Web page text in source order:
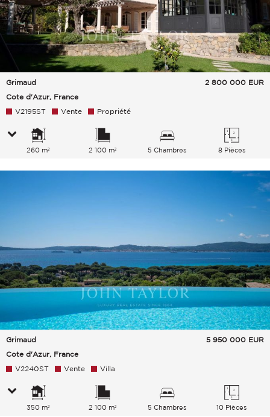
Grimaud
Cote d'Azur, France
2 800 000 EUR
V2195ST Vente Propriété
260 m² 2 100 m² 5 Chambres 8 Pièces
Grimaud
Cote d'Azur, France
5 950 000 EUR
V2240ST Vente Villa
350 m² 2 100 m² 5 Chambres 10 Pièces